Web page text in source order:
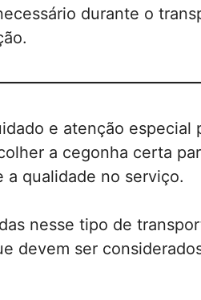
durante o
e atenção especial
a cegonha certa
qualidade no serviço.
nesse tipo de
devem ser